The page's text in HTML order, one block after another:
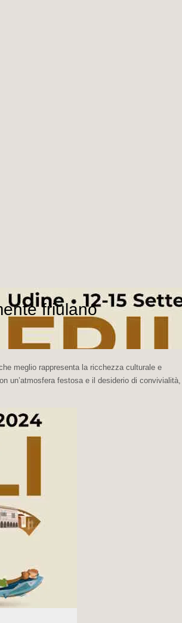
friulano
meglio rappresenta la ricchezza culturale e
un’atmosfera festosa e il desiderio di convivialità,